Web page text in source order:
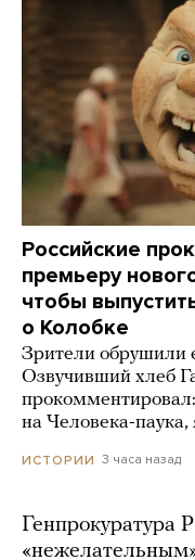
Российские
премьеру
чтобы
о Колобке
Зрители обрушили
Озвучивший хлеб
на Человека-
ИСТОРИИ 3 часа назад
Генпрокуратура